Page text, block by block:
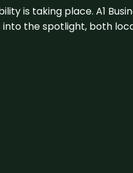
is taking place. A1
the spotlight, both